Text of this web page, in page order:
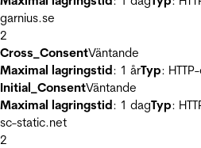
garnius.se
2
Cross_ConsentVäntande
Maximal lagringstid: 1 årTyp:
Initial_ConsentVäntande
Maximal lagringstid: 1 dagTyp:
sc-static.net
2